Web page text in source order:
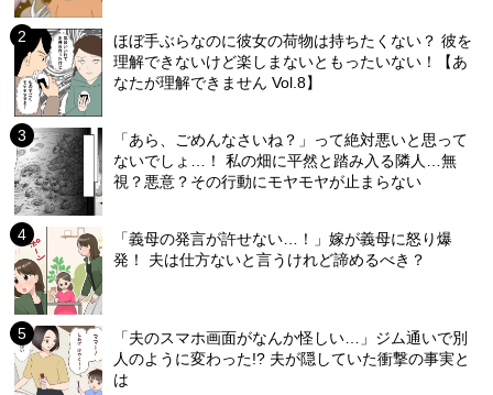
ほぼ手ぶらなのに彼女の荷物は持ちたくない？ 彼を
理解できないけど楽しまないともったいない！【あ
なたが理解できません Vol.8】
「あら、ごめんなさいね？」って絶対悪いと思って
ないでしょ…！ 私の畑に平然と踏み入る隣人…無
視？悪意？その行動にモヤモヤが止まらない
「義母の発言が許せない…！」嫁が義母に怒り爆
発！ 夫は仕方ないと言うけれど諦めるべき？
「夫のスマホ画面がなんか怪しい…」ジム通いで別
人のように変わった!? 夫が隠していた衝撃の事実と
は